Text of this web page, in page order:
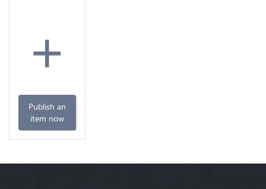
+
Publish an
item now